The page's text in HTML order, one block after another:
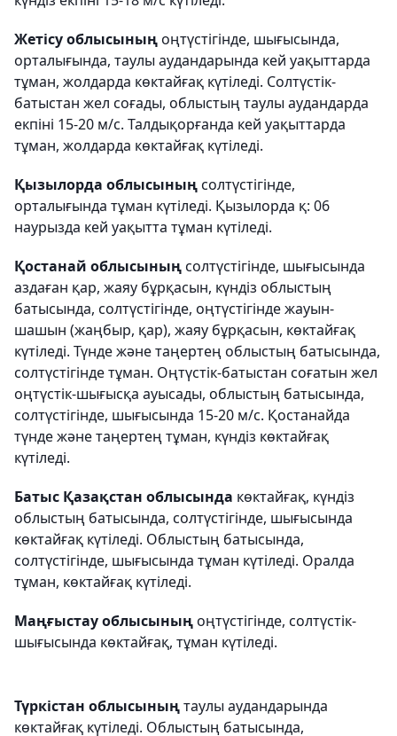
Жетісу облысыныңоңтүстігінде, шығысында,
орталығында, таулы аудандарында кей уақыттарда
тұман, жолдарда көктайғақ күтіледі. Солтүстік-
батыстан жел соғады, облыстың таулы аудандарда
екпіні 15-20 м/с. Талдықорғанда кей уақыттарда
тұман, жолдарда көктайғақ күтіледі.
Қызылорда облысыныңсолтүстігінде,
орталығында тұман күтіледі. Қызылорда қ: 06
наурызда кей уақытта тұман күтіледі.
Қостанай облысыныңсолтүстігінде, шығысында
аздаған қар, жаяу бұрқасын, күндіз облыстың
батысында, солтүстігінде, оңтүстігінде жауын-
шашын (жаңбыр, қар), жаяу бұрқасын, көктайғақ
күтіледі. Түнде және таңертең облыстың батысында,
солтүстігінде тұман. Оңтүстік-батыстан соғатын жел
оңтүстік-шығысқа ауысады, облыстың батысында,
солтүстігінде, шығысында 15-20 м/с. Қостанайда
түнде және таңертең тұман, күндіз көктайғақ
күтіледі.
Батыс Қазақстан облысында көктайғақ, күндіз
облыстың батысында, солтүстігінде, шығысында
көктайғақ күтіледі. Облыстың батысында,
солтүстігінде, шығысында тұман күтіледі. Оралда
тұман, көктайғақ күтіледі.
Маңғыстау облысыныңоңтүстігінде, солтүстік-
шығысында көктайғақ, тұман күтіледі.
Түркістан облысыныңтаулы аудандарында
көктайғақ күтіледі. Облыстың батысында,